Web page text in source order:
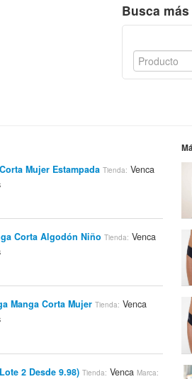
Busca
Mujer Estampada Tienda: Venca
Corta Algodón Niño Tienda: Venca
Manga Corta Mujer Tienda: Venca
2 Desde 9.98) Tienda: VencaMarca: